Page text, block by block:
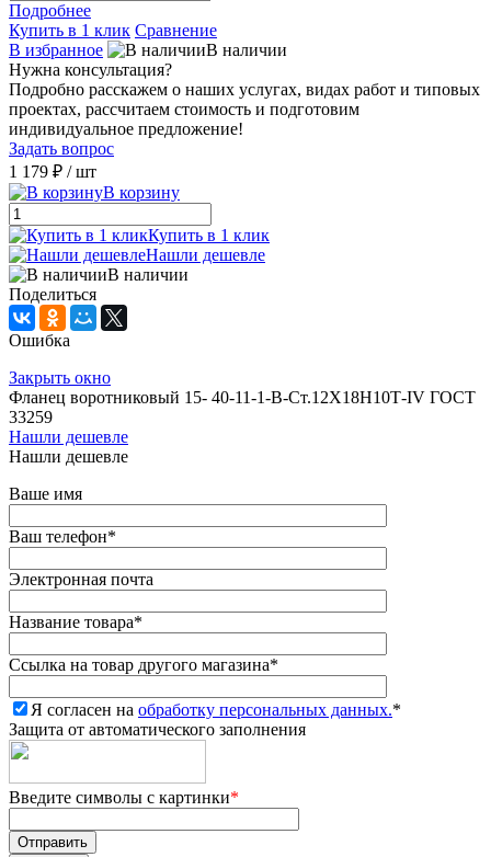
Подробнее
Купить в 1 клик Сравнение
В избранное
В наличии
Нужна консультация?
Подробно расскажем о наших услугах, видах работ и типовых
проектах, рассчитаем стоимость и подготовим
индивидуальное предложение!
Задать вопрос
1 179 ₽ / шт
В корзину
Купить в 1 клик
Нашли дешевле
В наличии
Поделиться
Ошибка
Закрыть окно
Фланец воротниковый 15- 40-11-1-В-Ст.12Х18Н10Т-IV ГОСТ
33259
Нашли дешевле
Нашли дешевле
Ваше имя
Ваш телефон*
Электронная почта
Название товара*
Ссылка на товар другого магазина*
Я согласен на обработку персональных данных.*
Защита от автоматического заполнения
Введите символы с картинки*